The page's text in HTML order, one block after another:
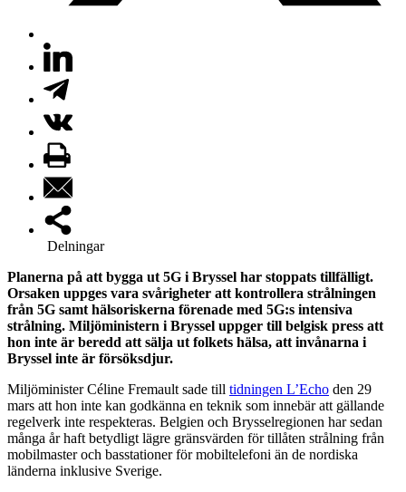
Delningar
Planerna på att bygga ut 5G i Bryssel har stoppats tillfälligt.
Orsaken uppges vara svårigheter att kontrollera strålningen
från 5G samt hälsoriskerna förenade med 5G:s intensiva
strålning. Miljöministern i Bryssel uppger till belgisk press att
hon inte är beredd att sälja ut folkets hälsa, att invånarna i
Bryssel inte är försöksdjur.
Miljöminister Céline Fremault sade till tidningen L’Echo den 29
mars att hon inte kan godkänna en teknik som innebär att gällande
regelverk inte respekteras. Belgien och Brysselregionen har sedan
många år haft betydligt lägre gränsvärden för tillåten strålning från
mobilmaster och basstationer för mobiltelefoni än de nordiska
länderna inklusive Sverige.